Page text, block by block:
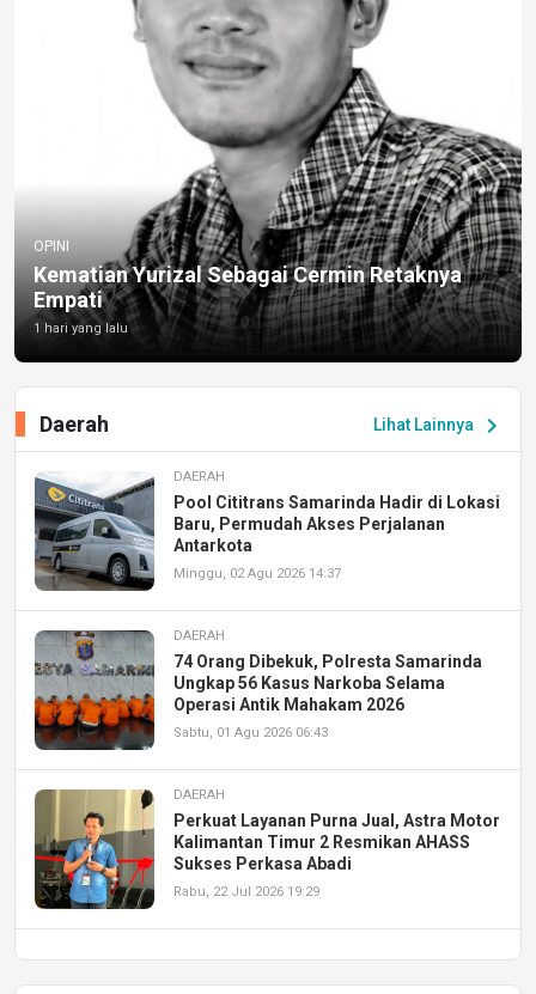
OPINI
Kematian Yurizal Sebagai Cermin Retaknya
Empati
1 hari yang lalu
Lihat Lainnya chevron_right
Daerah
DAERAH
Pool Cititrans Samarinda Hadir di Lokasi
Baru, Permudah Akses Perjalanan
Antarkota
Minggu, 02 Agu 2026 14:37
DAERAH
74 Orang Dibekuk, Polresta Samarinda
Ungkap 56 Kasus Narkoba Selama
Operasi Antik Mahakam 2026
Sabtu, 01 Agu 2026 06:43
DAERAH
Perkuat Layanan Purna Jual, Astra Motor
Kalimantan Timur 2 Resmikan AHASS
Sukses Perkasa Abadi
Rabu, 22 Jul 2026 19:29